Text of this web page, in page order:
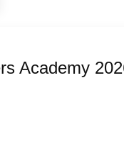
Academy